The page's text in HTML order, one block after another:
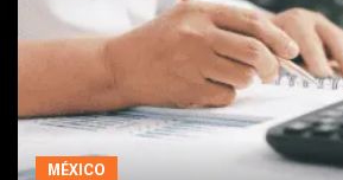
MÉXICO